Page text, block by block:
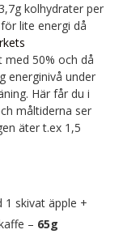
kolhydrater per
lite energi då
med 50% och då
energinivå under
Här får du i
måltiderna ser
äter t.ex 1,5
skivat äpple +
– 65g